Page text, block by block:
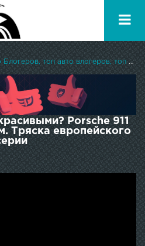
TOPAUTOTUBE.RU - ТОП Авто Блогеров, топ авто влогеров, топ авто ютуберов
Porsche 911
Тряска европейского